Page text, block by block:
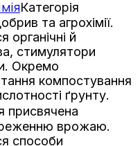
Категорія
та агрохімії.
органічні й
стимулятори
Окремо
компостування
ґрунту.
присвячена
врожаю.
способи